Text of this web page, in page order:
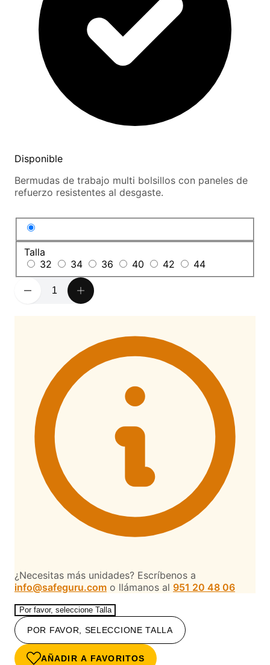
Disponible
Bermudas de trabajo multi bolsillos con paneles de
refuerzo resistentes al desgaste.
Talla
32
34 36 40 42 44
¿Necesitas más unidades? Escríbenos a
info@safeguru.com o llámanos al 951 20 48 06
Por favor, seleccione Talla
POR FAVOR, SELECCIONE TALLA
AÑADIR A FAVORITOS